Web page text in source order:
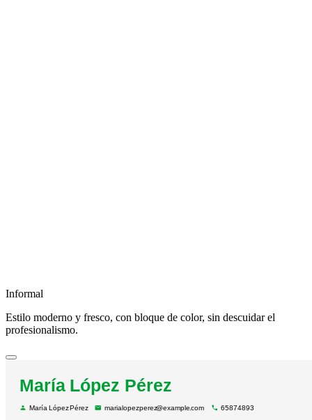
Informal
Estilo moderno y fresco, con bloque de color, sin descuidar el
profesionalismo.